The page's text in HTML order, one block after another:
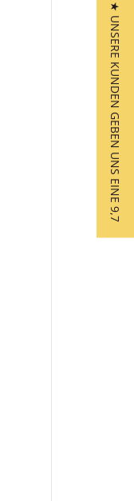
★ UNSERE KUNDEN GEBEN UNS EINE 9,7